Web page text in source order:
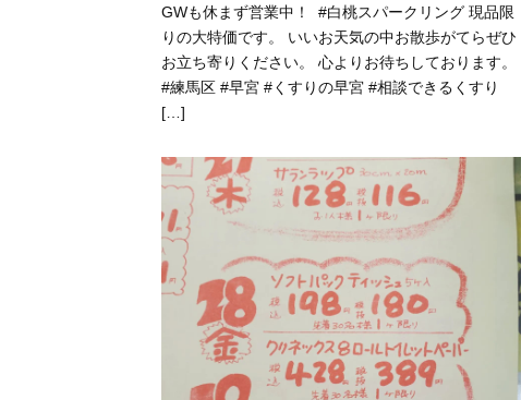
GWも休まず営業中！⁡ ⁡ #白桃スパークリング 現品限
りの大特価です。⁡ ⁡いいお天気の中お散歩がてらぜひ
お立ち寄りください。⁡ ⁡心よりお待ちしております。⁡ ⁡
#練馬区 #早宮 #くすりの早宮 #相談できるくすり
[…]